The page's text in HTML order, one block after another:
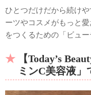
ひとつだけだから続け
ーツやコスメがもっと
をつくるための「ビュ
【Today’s
ミンC美容液」